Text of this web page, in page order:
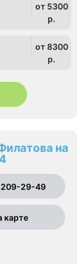
от 5300
p.
от 8300
p.
на
209-29-49
карте